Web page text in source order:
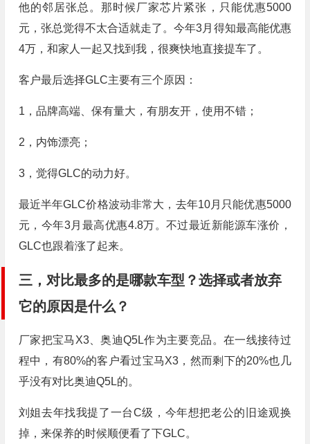
他的邻居张总。那时候厂家芯片紧张，只能优惠5000
元，张总觉得不太合适就走了。今年3月得知最高能优惠
4万，和家人一起又找到我，很爽快地直接提车了。
客户最后选择GLC主要有三个原因：
1，品牌高端、保有量大，有朋友开，使用不错；
2，内饰漂亮；
3，觉得GLC的动力好。
最近半年GLC价格波动非常大，去年10月只能优惠5000
元，今年3月最高优惠4.8万。不过最近新能源车涨价，
GLC也跟着涨了起来。
三，对比最多的是哪款车型？选择或者放弃
它的原因是什么？
厂家把宝马X3、奥迪Q5L作为主要竞品。在一线接待过
程中，有80%的客户看过宝马X3，然而剩下的20%也几
乎没有对比奥迪Q5L的。
刘姐去年找我提了一台C级，今年想把老公的旧途观换
掉，来保养的时候顺便看了下GLC。